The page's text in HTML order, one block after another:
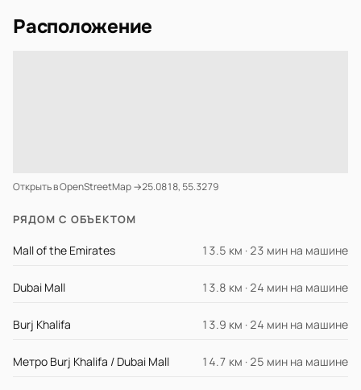
Расположение
Открыть в OpenStreetMap →25.0818, 55.3279
РЯДОМ С ОБЪЕКТОМ
Mall of the Emirates 13.5 км · 23 мин на машине
Dubai Mall 13.8 км · 24 мин на машине
Burj Khalifa 13.9 км · 24 мин на машине
Метро Burj Khalifa / Dubai Mall 14.7 км · 25 мин на машине